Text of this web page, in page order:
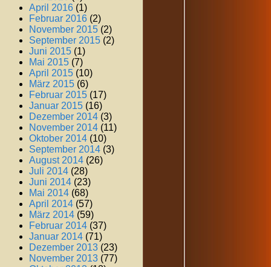
April 2016 (1)
Februar 2016 (2)
November 2015 (2)
September 2015 (2)
Juni 2015 (1)
Mai 2015 (7)
April 2015 (10)
März 2015 (6)
Februar 2015 (17)
Januar 2015 (16)
Dezember 2014 (3)
November 2014 (11)
Oktober 2014 (10)
September 2014 (3)
August 2014 (26)
Juli 2014 (28)
Juni 2014 (23)
Mai 2014 (68)
April 2014 (57)
März 2014 (59)
Februar 2014 (37)
Januar 2014 (71)
Dezember 2013 (23)
November 2013 (77)